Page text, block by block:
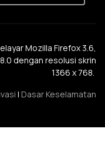
Mozilla Firefox 3.6,
dengan resolusi skrin
1366 x 768.
| Dasar Keselamatan